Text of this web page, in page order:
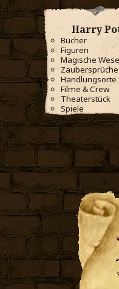
Harry
Bücher
Figuren
Magische
Zaubersprüche
Handlungsorte
Filme & Crew
Theaterstück
Spiele